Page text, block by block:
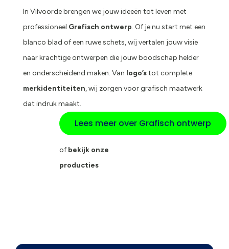
In Vilvoorde brengen we jouw ideeën tot leven met
professioneel Grafisch ontwerp. Of je nu start met een
blanco blad of een ruwe schets, wij vertalen jouw visie
naar krachtige ontwerpen die jouw boodschap helder
en onderscheidend maken. Van logo’stot complete
merkidentiteiten, wij zorgen voor grafisch maatwerk
dat indruk maakt.
Lees meer over Grafisch ontwerp
ofbekijk onze
producties